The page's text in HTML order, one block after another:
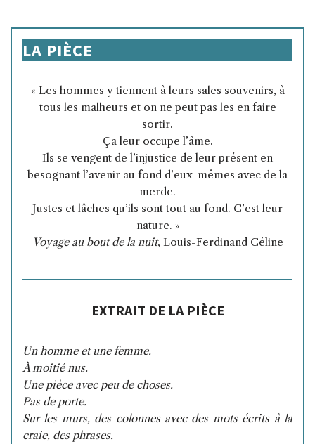
LA PIÈCE
« Les hommes y tiennent à leurs sales souvenirs, à
tous les malheurs et on ne peut pas les en faire
sortir.
Ça leur occupe l’âme.
Ils se vengent de l’injustice de leur présent en
besognant l’avenir au fond d’eux-mêmes avec de la
merde.
Justes et lâches qu’ils sont tout au fond. C’est leur
nature. »
Voyage au bout de la nuit, Louis-Ferdinand Céline
EXTRAIT DE LA PIÈCE
Un homme et une femme.
À moitié nus.
Une pièce avec peu de choses.
Pas de porte.
Sur les murs, des colonnes avec des mots écrits à la
craie, des phrases.